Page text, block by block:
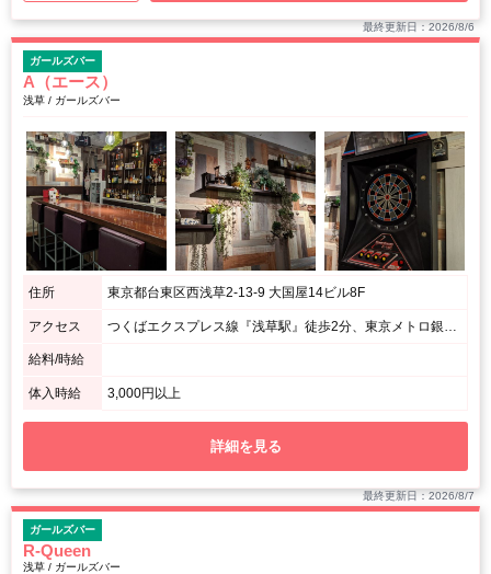
最終更新日：2026/8/6
ガールズバー
A（エース）
浅草 / ガールズバー
住所 東京都台東区西浅草2-13-9 大国屋14ビル8F
アクセス
給料/時給
体入時給 3,000円以上
詳細を見る
最終更新日：2026/8/7
ガールズバー
R-Queen
浅草 / ガールズバー